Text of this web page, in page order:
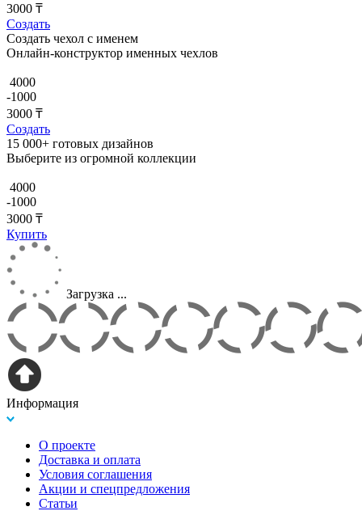
3000 ₸
Создать
Создать чехол с именем
Онлайн-конструктор именных чехлов
4000
-1000
3000₸
Создать
15 000+ готовых дизайнов
4000
-1000
3000₸
Купить
Загрузка ...
Информация
О проекте
Доставка и оплата
Условия соглашения
Акции и спецпредложения